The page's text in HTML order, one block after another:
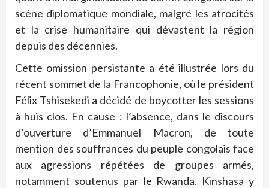
scène diplomatique mondiale, malgré les atrocités
et la crise humanitaire qui dévastent la région
depuis des décennies.
Cette omission persistante a été illustrée lors du
récent sommet de la Francophonie, où le président
Félix Tshisekedi a décidé de boycotter les sessions
à huis clos. En cause : l’absence, dans le discours
d’ouverture d’Emmanuel Macron, de toute
mention des souffrances du peuple congolais face
aux agressions répétées de groupes armés,
notamment soutenus par le Rwanda. Kinshasa y